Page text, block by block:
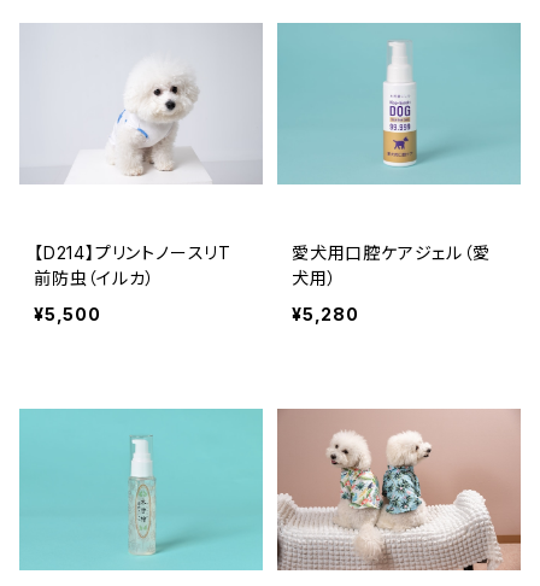
【D214】プリントノースリT
前防虫（イルカ）
¥5,500
愛犬用口腔ケアジェル（愛
犬用）
¥5,280